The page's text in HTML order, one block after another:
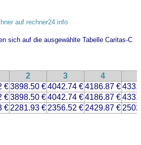
auf rechner24.info
sich auf die ausgewählte Tabelle Caritas-C
2 3 4
€3898.50 €4042.74 €4186.87 €
€3898.50 €4042.74 €4186.87 €
€ 2281.93 € 2356.52 € 2429.87 €